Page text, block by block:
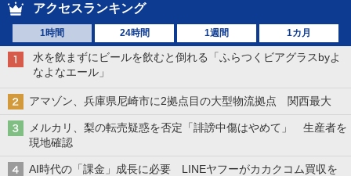
アクセスランキング
1時間 24時間 1週間 1カ月
水を飲まずにビールを飲むと倒れる「ふらつくビアグラスbyよ
なよなエール」
アマゾン、兵庫県尼崎市に2拠点目の大型物流拠点 関西最大
メルカリ、梨の転売疑惑を否定「誹謗中傷はやめて」 生産者を
現地確認
AI時代の「課金」成長に必要 LINEヤフーがカカクコム買収を